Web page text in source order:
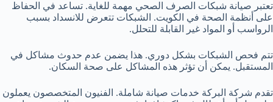
تعتبر صيانة شبكات الصرف الصحي مهمة للغاية. تساعد في الحفاظ
على أنظمة الصحة في الكويت. الشبكات تتعرض للانسداد بسبب
الرواسب أو المواد غير القابلة للتحلل.
تتم فحص الشبكات بشكل دوري. هذا يضمن عدم حدوث مشاكل في
المستقبل. يمكن أن تؤثر هذه المشاكل على صحة السكان.
تقدم شركة البركة خدمات صيانة شاملة. الفنيون المتخصصون يعملون